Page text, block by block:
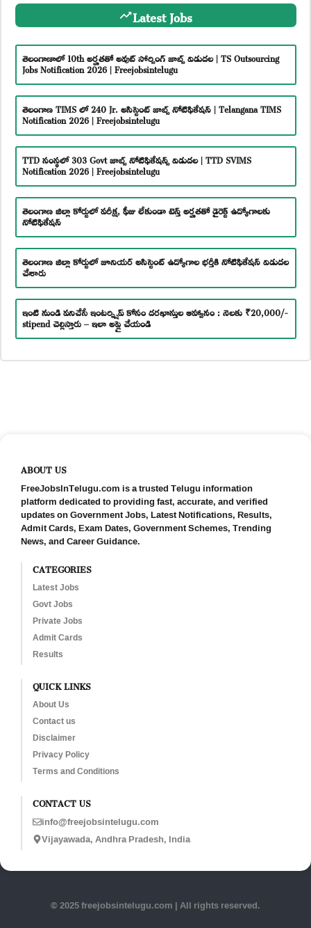
Latest Jobs
తెలంగాణాలో 10th అర్హతతో అవుట్ సోర్సింగ్ జాబ్స్ విడుదల | TS Outsourcing
Jobs Notification 2026 | Freejobsintelugu
తెలంగాణ TIMS లో 240 Jr. అసిస్టెంట్ జాబ్స్ నోటిఫికేషన్ | Telangana TIMS
Notification 2026 | Freejobsintelugu
TTD సంస్థలో 303 Govt జాబ్స్ నోటిఫికేషన్స్ విడుదల | TTD SVIMS
Notification 2026 | Freejobsintelugu
తెలంగాణ జిల్లా కోర్టులో పరీక్ష, ఫీజు లేకుండా టెన్త్ అర్హతతో డైరెక్ట్ ఉద్యోగాలకు
నోటిఫికేషన్
తెలంగాణ జిల్లా కోర్టులో జూనియర్ అసిస్టెంట్ ఉద్యోగాల భర్తీకి నోటిఫికేషన్ విడుదల
చేశారు
ఇంటి నుండి పనిచేసే ఇంటర్న్షిప్ కోసం దరఖాస్తుల ఆహ్వానం : నెలకు ₹20,000/-
stipend చెల్లిస్తారు – ఇలా అప్లై చేయండి
ABOUT US
FreeJobsInTelugu.com is a trusted Telugu information
platform dedicated to providing fast, accurate, and verified
updates on Government Jobs, Latest Notifications, Results,
Admit Cards, Exam Dates, Government Schemes, Trending
News, and Career Guidance.
CATEGORIES
Latest Jobs
Govt Jobs
Private Jobs
Admit Cards
Results
QUICK LINKS
About Us
Contact us
Disclaimer
Privacy Policy
Terms and Conditions
CONTACT US
info@freejobsintelugu.com
Vijayawada, Andhra Pradesh, India
© 2025 freejobsintelugu.com | All rights reserved.